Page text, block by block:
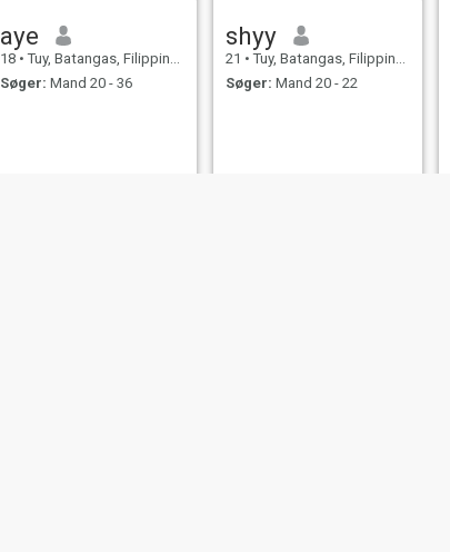
aye
18 • Tuy, Batangas, Filippinerne
Søger: Mand 20 - 36
shyy
21 • Tuy, Batangas, Filippinerne
Søger: Mand 20 - 22